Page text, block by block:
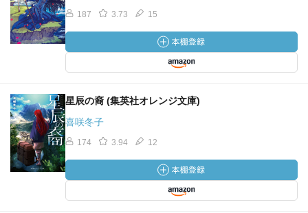
187 3.73 15
星辰の裔 (集英社オレンジ文庫)
喜咲冬子
174 3.94 12